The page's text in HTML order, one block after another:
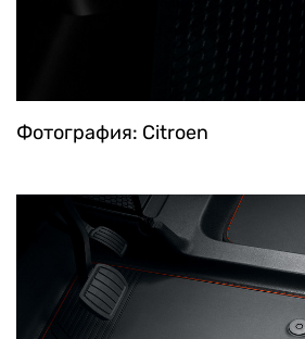
Фотография: Citroen